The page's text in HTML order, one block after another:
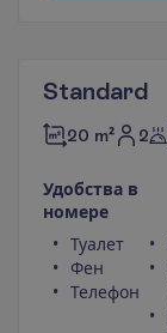
Standard
20 m² 2
Удобства в
номере
Туалет
Фен
Телефон